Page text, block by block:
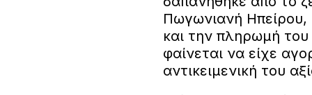
Πωγωνιανή Ηπείρου,
και την πληρωμή
φαίνεται να είχε
αντικειμενική του